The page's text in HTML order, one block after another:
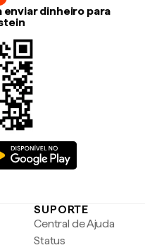
enviar dinheiro para
SUPORTE
Central de Ajuda
Status